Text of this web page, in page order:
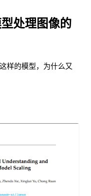
处理图像的
样的模型，为什么又